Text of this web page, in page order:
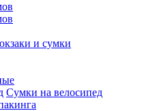
и сумки
Сумки на велосипед